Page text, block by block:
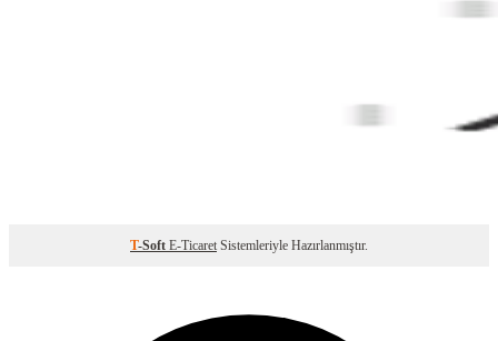
T-Soft E-Ticaret Sistemleriyle Hazırlanmıştır.